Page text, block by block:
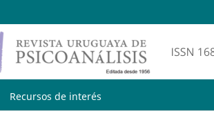
Recursos de interés